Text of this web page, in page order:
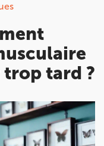
trop tard ?